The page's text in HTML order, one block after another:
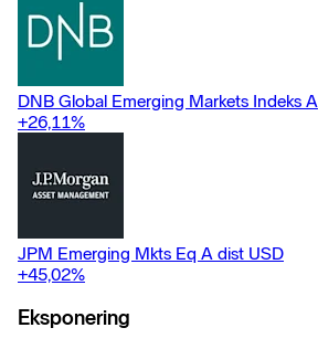
DNB Global Emerging Markets Indeks A
+26,11%
JPM Emerging Mkts Eq A dist USD
+45,02%
Eksponering